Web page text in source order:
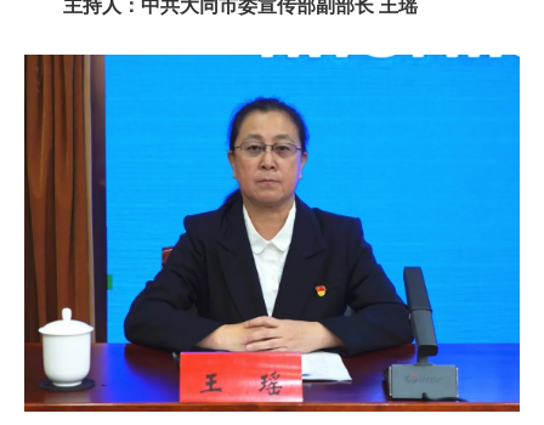
主持人：中共大同市委宣传部副部长 王瑶